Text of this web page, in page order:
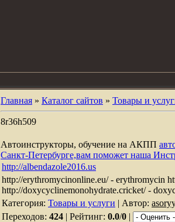
Главная » Каталог сайтов » Товары и
8r36h509
Автоинструкторы, обучение на АКПП
Санкт-Петербурге,вам поможет наша
http://albendazole2016.us
http://erythromycinonline.eu/ - erythromycin
http://doxycyclinemonohydrate.cricket/ -
Категория: Товары и услуги | Автор:
Переходов: 424 | Рейтинг: 0.0/0 |